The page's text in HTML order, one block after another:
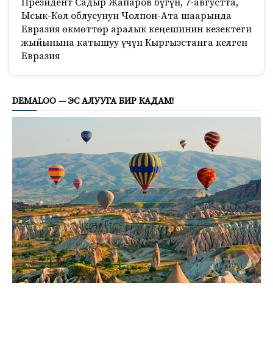
Ысык-Көл облусунун Чолпон-Ата шаарында
Евразия өкмөттөр аралык кеңешинин кезектеги
жыйынына катышуу үчүн Кыргызстанга келген
Евразия
DEMALOO — ЭС АЛУУГА БИР КАДАМ!